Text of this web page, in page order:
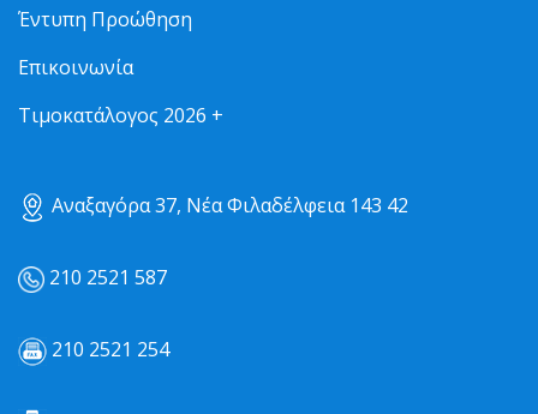
Έντυπη Προώθηση
Επικοινωνία
Τιμοκατάλογος 2026 +
Αναξαγόρα 37, Νέα Φιλαδέλφεια 143 42
210 2521 587
210 2521 254